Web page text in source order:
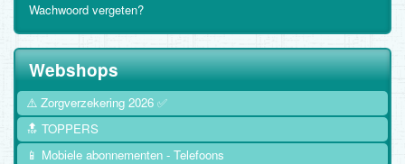
Wachwoord vergeten?
Webshops
⚠️ Zorgverzekering 2026 ✅
🔝 TOPPERS
📱 Mobiele abonnementen - Telefoons